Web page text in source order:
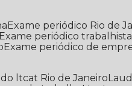
Exame periódico Rio de
Exame periódico trabalhista
Exame periódico de
ltcat Rio de Janeiro